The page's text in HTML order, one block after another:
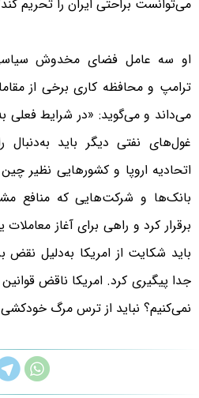
می‌توانست براحتی ایران را تحریم
او سه عامل فضای مخدوش
ترامپ و محافظه کاری برخی از
می‌داند و می‌گوید: «در شرایط فعلی
غول‌های نفتی دیگر باید به‌دنبال
اتحادیه اروپا و کشورهایی نظیر
بانک‌ها و شرکت‌هایی که منافع
برقرار کرد و راهی برای آغاز
باید شکایت از امریکا به‌دلیل نقض
جدا پیگیری کرد. امریکا ناقض قوانین
نمی‌کنیم؟ نباید از ترس مرگ خودکشی